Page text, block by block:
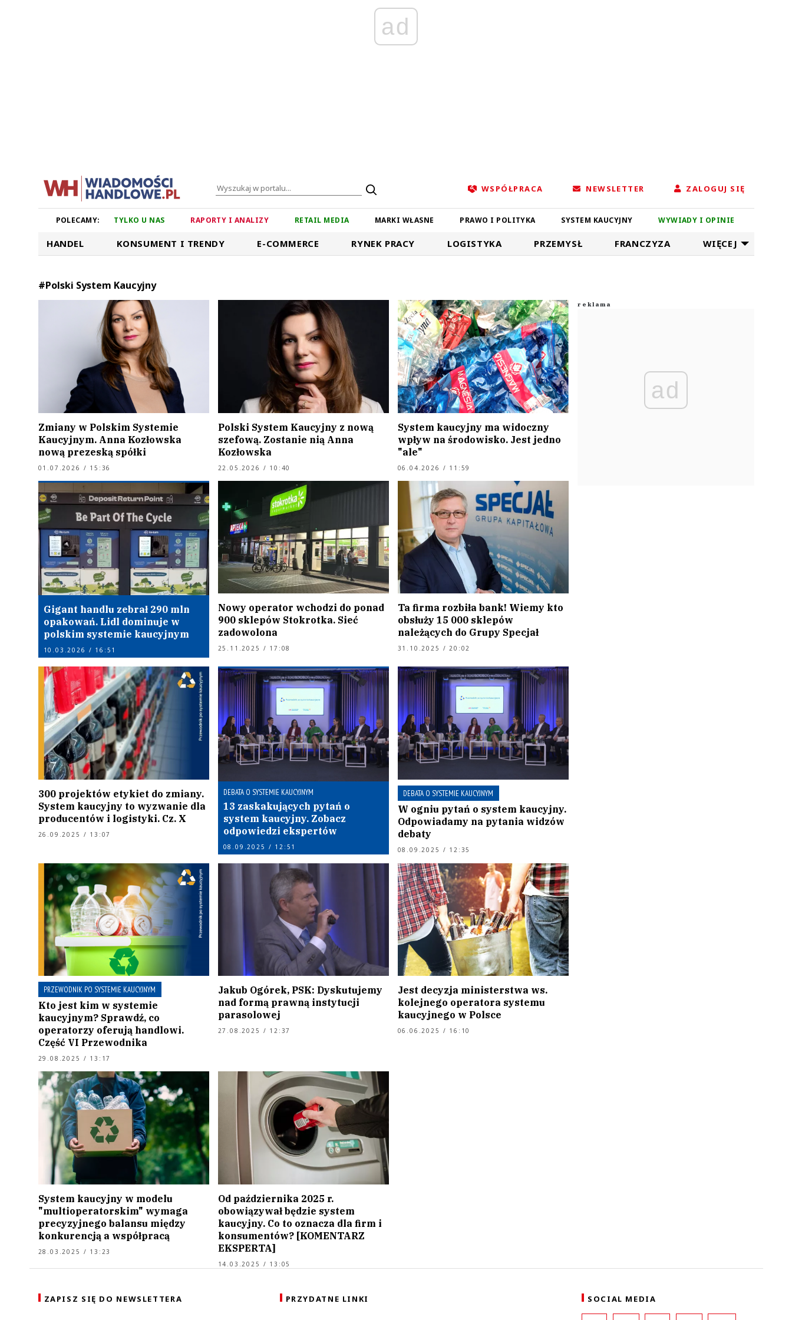
ad
WSPÓŁPRACA NEWSLETTER ZALOGUJ SIĘ
POLECAMY: TYLKO U NAS RAPORTY I ANALIZY RETAIL MEDIA MARKI WŁASNE PRAWO I POLITYKA SYSTEM KAUCYJNY WYWIADY I OPINIE
HANDEL KONSUMENT I TRENDY E-COMMERCE RYNEK PRACY LOGISTYKA PRZEMYSŁ FRANCZYZA WIĘCEJ
#Polski System Kaucyjny
Zmiany w Polskim Systemie
Kaucyjnym. Anna Kozłowska
nową prezeską spółki
01.07.2026 / 15:36
Polski System Kaucyjny z nową
szefową. Zostanie nią Anna
Kozłowska
22.05.2026 / 10:40
System kaucyjny ma widoczny
wpływ na środowisko. Jest jedno
"ale"
06.04.2026 / 11:59
Gigant handlu zebrał 290 mln
opakowań. Lidl dominuje w
polskim systemie kaucyjnym
10.03.2026 / 16:51
Nowy operator wchodzi do ponad
900 sklepów Stokrotka. Sieć
zadowolona
25.11.2025 / 17:08
Ta firma rozbiła bank! Wiemy kto
obsłuży 15 000 sklepów
należących do Grupy Specjał
31.10.2025 / 20:02
300 projektów etykiet do zmiany.
System kaucyjny to wyzwanie dla
producentów i logistyki. Cz. X
26.09.2025 / 13:07
DEBATA O SYSTEMIE KAUCYJNYM
13 zaskakujących pytań o
system kaucyjny. Zobacz
odpowiedzi ekspertów
08.09.2025 / 12:51
DEBATA O SYSTEMIE KAUCYJNYM
W ogniu pytań o system kaucyjny.
Odpowiadamy na pytania widzów
debaty
08.09.2025 / 12:35
PRZEWODNIK PO SYSTEMIE KAUCYJNYM
Kto jest kim w systemie
kaucyjnym? Sprawdź, co
operatorzy oferują handlowi.
Część VI Przewodnika
29.08.2025 / 13:17
Jakub Ogórek, PSK: Dyskutujemy
nad formą prawną instytucji
parasolowej
27.08.2025 / 12:37
Jest decyzja ministerstwa ws.
kolejnego operatora systemu
kaucyjnego w Polsce
06.06.2025 / 16:10
System kaucyjny w modelu
"multioperatorskim" wymaga
precyzyjnego balansu między
konkurencją a współpracą
28.03.2025 / 13:23
Od października 2025 r.
obowiązywał będzie system
kaucyjny. Co to oznacza dla firm i
konsumentów? [KOMENTARZ
EKSPERTA]
14.03.2025 / 13:05
ad
ZAPISZ SIĘ DO NEWSLETTERA PRZYDATNE LINKI SOCIAL MEDIA